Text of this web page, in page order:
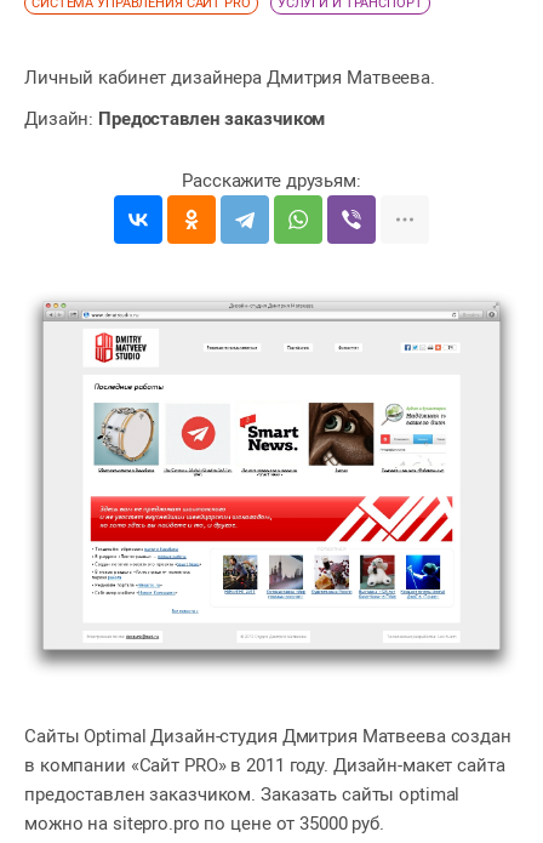
Личный кабинет дизайнера Дмитрия Матвеева.
Дизайн: Предоставлен заказчиком
Сайты Optimal Дизайн-студия Дмитрия Матвеева создан
в компании «Сайт PRO» в 2011 году. Дизайн-макет сайта
предоставлен заказчиком. Заказать сайты optimal
можно на sitepro.pro по цене от 35000 руб.